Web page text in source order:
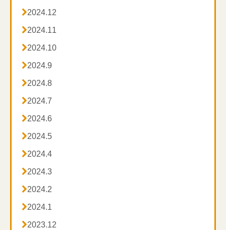
2024.12
2024.11
2024.10
2024.9
2024.8
2024.7
2024.6
2024.5
2024.4
2024.3
2024.2
2024.1
2023.12